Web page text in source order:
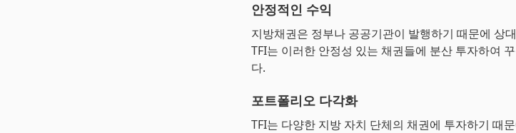
안정적인 수익
지방채권은 정부나 공공기관이 발행하기 때문에 상
TFI는 이러한 안정성 있는 채권들에 분산 투자하여
다.
포트폴리오 다각화
TFI는 다양한 지방 자치 단체의 채권에 투자하기 때